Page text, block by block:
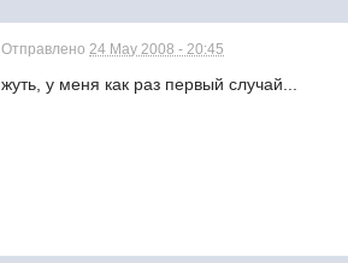
Отправлено24 May 2008 - 20:45
жуть, у меня как раз первый случай...